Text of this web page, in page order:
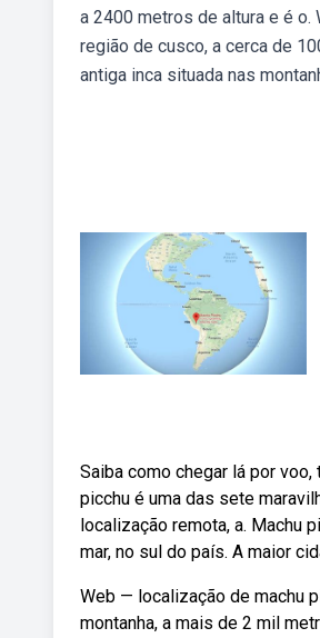
a 2400 metros de altura e é o.
região de cusco, a cerca de
antiga inca situada nas
Saiba como chegar lá por
picchu é uma das sete
localização remota, a. Machu
mar, no sul do país. A maior
Web — localização de machu
montanha, a mais de 2 mil